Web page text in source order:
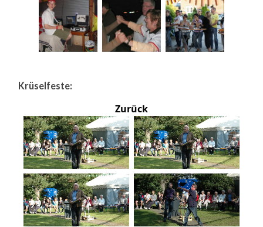
Krüselfeste:
Zurück